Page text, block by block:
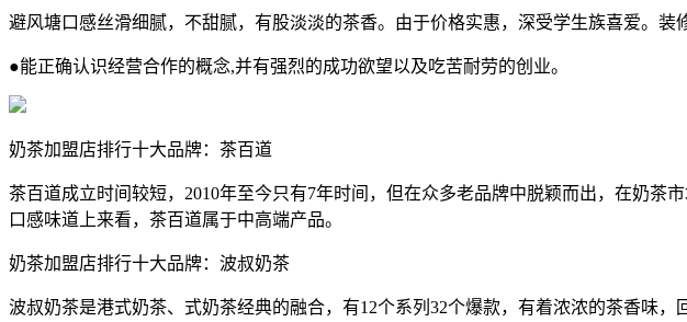
避风塘口感丝滑细腻，不甜腻，有股淡淡的茶香。由于价格实惠，深受学生族喜爱。装
●能正确认识经营合作的概念,并有强烈的成功欲望以及吃苦耐劳的创业。
奶茶加盟店排行十大品牌：茶百道
茶百道成立时间较短，2010年至今只有7年时间，但在众多老品牌中脱颖而出，在奶茶
口感味道上来看，茶百道属于中高端产品。
奶茶加盟店排行十大品牌：波叔奶茶
波叔奶茶是港式奶茶、式奶茶经典的融合，有12个系列32个爆款，有着浓浓的茶香味